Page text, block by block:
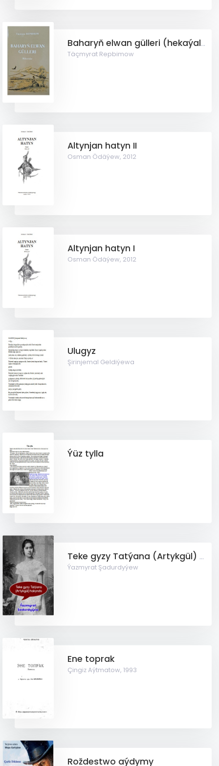
Baharyň elwan gülleri (hekaýalar ýygyndysy)
Täçmyrat Repbimow
Altynjan hatyn II
Osman Ödäýew, 2012
Altynjan hatyn I
Osman Ödäýew, 2012
Ulugyz
Şirinjemal Geldiýewa
Ýüz tylla
Teke gyzy Tatýana (Artykgül) hakynda
Ýazmyrat Şadurdyýew
Ene toprak
Çingiz Aýtmatow,1993
Roždestwo aýdymy